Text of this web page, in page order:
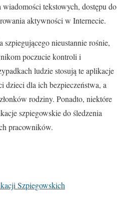
tekstowych, dostępu do
aktywności w Internecie.
szpiegującego nieustannie rośnie,
poczucie kontroli i
ludzie stosują te aplikacje
dzieci dla ich bezpieczeństwa, a
rodziny. Ponadto, niektóre
szpiegowskie do śledzenia
pracowników.
Szpiegowskich